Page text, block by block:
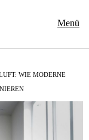
Menü
WIE MODERNE